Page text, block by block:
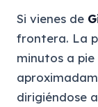
Si vienes de
frontera. La
minutos a
dirigiéndose